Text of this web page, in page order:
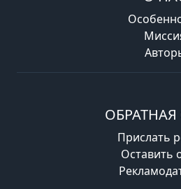
ОБРАТНАЯ
Прислать
Оставить